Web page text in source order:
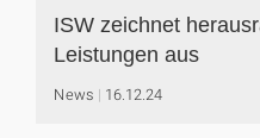
ISW zeichnet
Leistungen aus
News 16.12.24